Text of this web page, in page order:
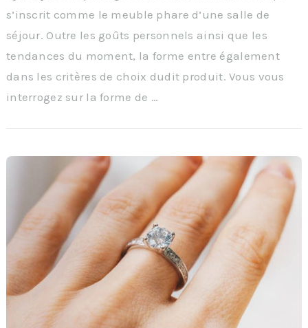
s’inscrit comme le meuble phare d’une salle de
séjour. Outre les goûts personnels ainsi que les
tendances du moment, la forme entre également
dans les critères de choix dudit produit. Vous vous
interrogez sur la forme de …